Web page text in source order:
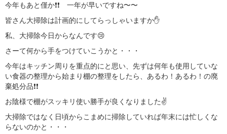
今年もあと僅か❗❗ 一年が早いですね〜〜
皆さん大掃除は計画的にしてらっしゃいますか✋
私、大掃除今日からなんです😢
さーて何から手をつけていこうかと・・・
今年はキッチン周りを重点的にと思い、先ずは何年も使用していな
い食器の整理から始まり棚の整理をしたら、あるわ！あるわ！の廃
棄処分品❗❗
お陰様で棚がスッキリ使い勝手が良くなりました✌
大掃除ではなく日頃からこまめに掃除していれば年末には忙しくな
らないのかと・・・